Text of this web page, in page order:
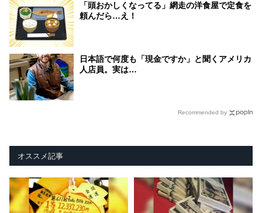
「頭おかしくなってる」網走の洋食屋で定食を
頼んだら…え！
日本語で何度も「現金ですか」と聞くアメリカ
人店員。実は…
Recommended by
オススメ記事